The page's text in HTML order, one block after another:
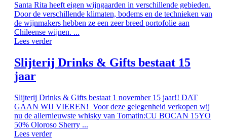
Santa Rita heeft eigen wijngaarden in verschillende gebieden.
Door de verschillende klimaten, bodems en de technieken van
de wijnmakers hebben ze een zeer breed portofolie aan
Chileense wijnen. ...
Lees verder
Slijterij Drinks & Gifts bestaat 15
jaar
Slijterij Drinks & Gifts bestaat 1 november 15 jaar!! DAT
GAAN WIJ VIEREN! Voor deze gelegenheid verkopen wij
nu de allernieuwste whisky van Tomatin:CU BOCAN 15YO
50% Oloroso Sherry ...
Lees verder